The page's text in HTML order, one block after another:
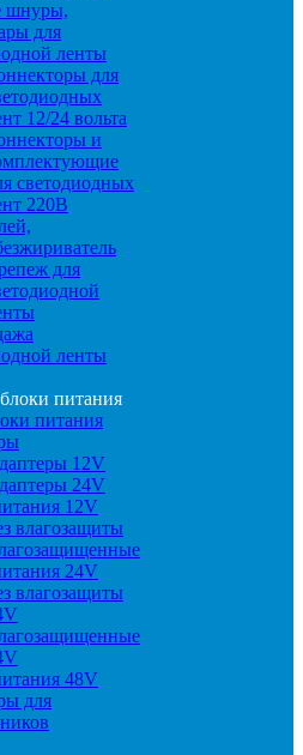
шнуры,
для
ленты
для
12/24 вольта
и
светодиодных
220В
для
ленты
питания
12V
24V
12V
влагозащиты
24V
влагозащиты
48V
для